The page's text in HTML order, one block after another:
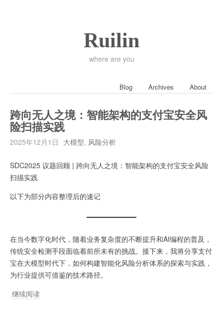
Ruilin
where are you
Blog Archives About
跨向无人之境：智能架构的支付宝安全风
险扫描实践
2025年12月1日 大模型, 风险分析
SDC2025 议题回顾 | 跨向无人之境：智能架构的支付宝安全风险
扫描实践
以下为部分内容整理后的速记
在当今数字化时代，随着业务复杂度的不断提升和AI编程的普及，
传统安全检测手段面临着前所未有的挑战。接下来，我将分享支付
宝在大模型时代下，如何构建智能化风险分析体系的探索与实践，
为行业提供可借鉴的技术路径。
继续阅读跨